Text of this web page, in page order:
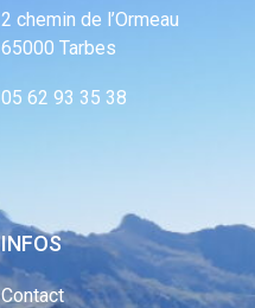
2 chemin de l’Ormeau
65000 Tarbes
05 62 93 35 38
INFOS
Contact